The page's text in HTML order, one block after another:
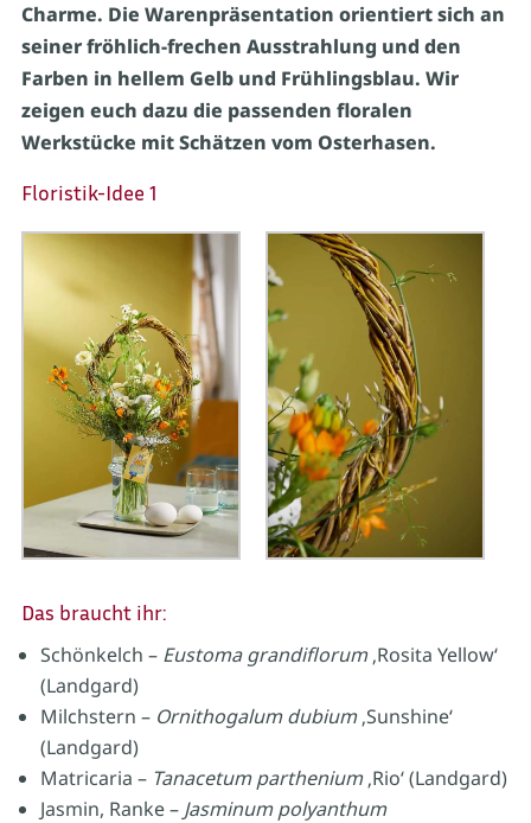
Charme. Die Warenpräsentation orientiert sich an
seiner fröhlich-frechen Ausstrahlung und den
Farben in hellem Gelb und Frühlingsblau. Wir
zeigen euch dazu die passenden floralen
Werkstücke mit Schätzen vom Osterhasen.
Floristik-Idee 1
Das braucht ihr:
Schönkelch – Eustoma grandiflorum‚Rosita Yellow‘
(Landgard)
Milchstern – Ornithogalum dubium‚Sunshine‘
(Landgard)
Matricaria – Tanacetum parthenium‚Rio‘ (Landgard)
Jasmin, Ranke – Jasminum polyanthum